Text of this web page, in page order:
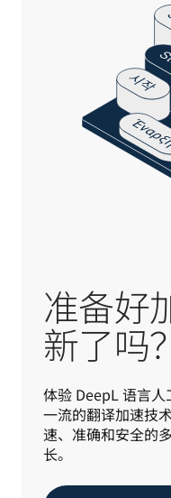
准备好
新了吗？
体验 DeepL 语言
一流的翻译加速技
速、准确和安全的
长。